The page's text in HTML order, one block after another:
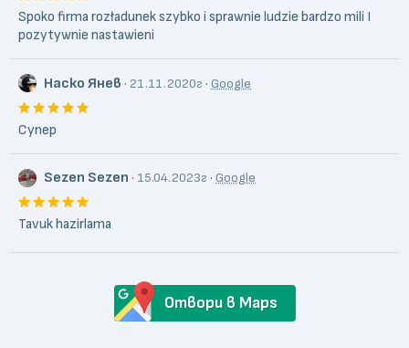
Spoko firma rozładunek szybko i sprawnie ludzie bardzo mili I
pozytywnie nastawieni
Наско Янев · 21.11.2020г · Google
Супер
Sezen Sezen · 15.04.2023г · Google
Tavuk hazirlama
Отвори в Maps